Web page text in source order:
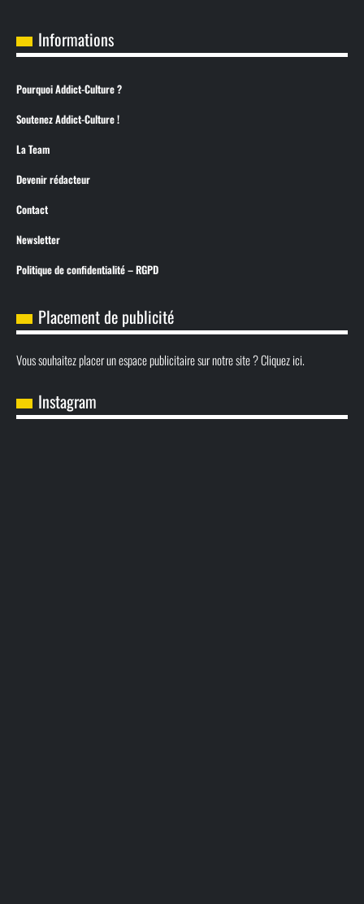
Informations
Pourquoi Addict-Culture ?
Soutenez Addict-Culture !
La Team
Devenir rédacteur
Contact
Newsletter
Politique de confidentialité – RGPD
Placement de publicité
Vous souhaitez placer un espace publicitaire sur notre site ? Cliquez ici.
Instagram